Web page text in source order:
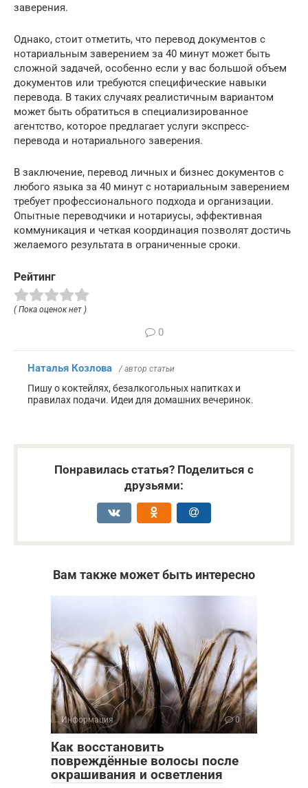
заверения.
Однако, стоит отметить, что перевод документов с
нотариальным заверением за 40 минут может быть
сложной задачей, особенно если у вас большой объем
документов или требуются специфические навыки
перевода. В таких случаях реалистичным вариантом
может быть обратиться в специализированное
агентство, которое предлагает услуги экспресс-
перевода и нотариального заверения.
В заключение, перевод личных и бизнес документов с
любого языка за 40 минут с нотариальным заверением
требует профессионального подхода и организации.
Опытные переводчики и нотариусы, эффективная
коммуникация и четкая координация позволят достичь
желаемого результата в ограниченные сроки.
Рейтинг
( Пока оценок нет )
0
Наталья Козлова / автор статьи
Пишу о коктейлях, безалкогольных напитках и
правилах подачи. Идеи для домашних вечеринок.
Понравилась статья? Поделиться с
друзьями:
Вам также может быть интересно
Информация 0
Как восстановить
повреждённые волосы после
окрашивания и осветления